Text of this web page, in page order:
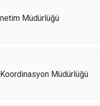
Müdürlüğü
Müdürlüğü